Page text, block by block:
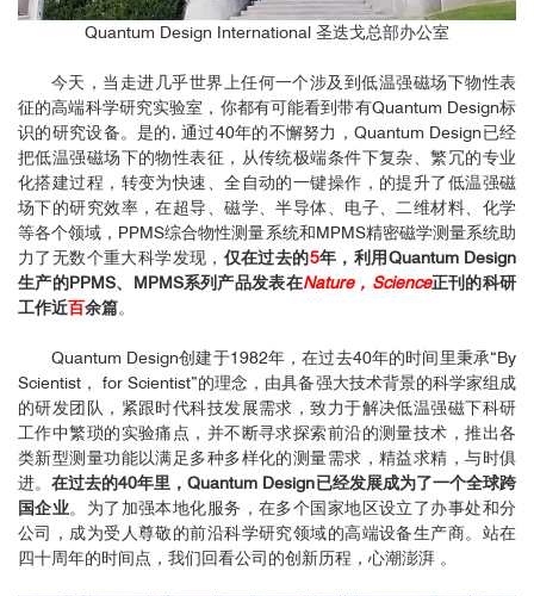
Quantum Design International 圣迭戈总部办公室
今天，当走进几乎世界上任何一个涉及到低温强磁场下物性表
征的高端科学研究实验室，你都有可能看到带有Quantum Design标
识的研究设备。是的, 通过40年的不懈努力，Quantum Design已经
把低温强磁场下的物性表征，从传统极端条件下复杂、繁冗的专业
化搭建过程，转变为快速、全自动的一键操作，的提升了低温强磁
场下的研究效率，在超导、磁学、半导体、电子、二维材料、化学
等各个领域，PPMS综合物性测量系统和MPMS精密磁学测量系统助
力了无数个重大科学发现， 仅在过去的5年，利用Quantum Design
生产的PPMS、MPMS系列产品发表在Nature，Science正刊的科研
工作近百余篇。
Quantum Design创建于1982年，在过去40年的时间里秉承“By
Scientist， for Scientist”的理念，由具备强大技术背景的科学家组成
的研发团队，紧跟时代科技发展需求，致力于解决低温强磁下科研
工作中繁琐的实验痛点，并不断寻求探索前沿的测量技术，推出各
类新型测量功能以满足多种多样化的测量需求，精益求精，与时俱
进。在过去的40年里，Quantum Design已经发展成为了一个全球跨
国企业。为了加强本地化服务，在多个国家地区设立了办事处和分
公司，成为受人尊敬的前沿科学研究领域的高端设备生产商。站在
四十周年的时间点，我们回看公司的创新历程，心潮澎湃 。